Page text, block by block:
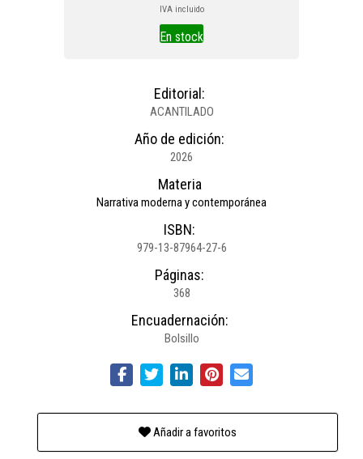
IVA incluido
En stock
Editorial:
ACANTILADO
Año de edición:
2026
Materia
Narrativa moderna y contemporánea
ISBN:
979-13-87964-27-6
Páginas:
368
Encuadernación:
Bolsillo
Añadir a favoritos